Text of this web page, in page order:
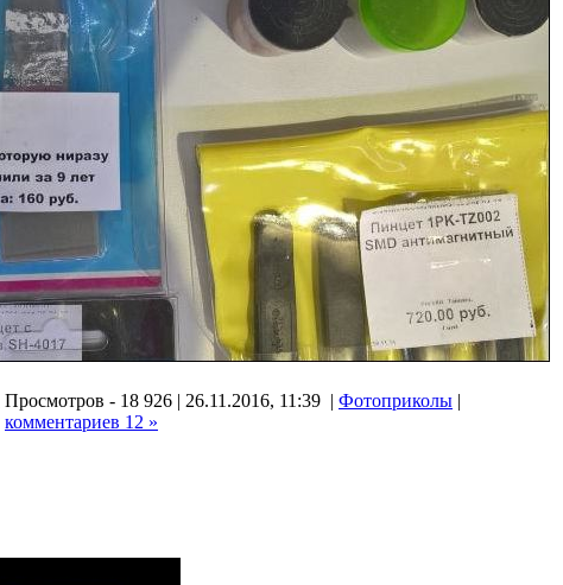
Просмотров - 18 926 | 26.11.2016, 11:39 | Фотоприколы |
комментариев 12 »